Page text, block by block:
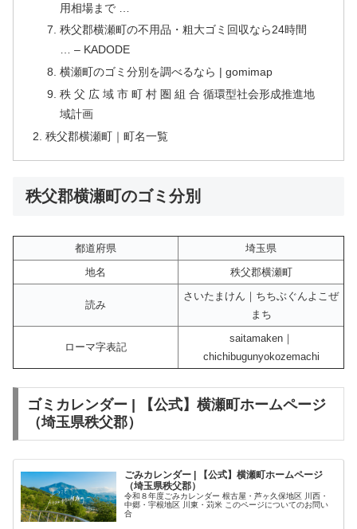
用相場まで …
秩父郡横瀬町の不用品・粗大ゴミ回収なら24時間
… – KADODE
横瀬町のゴミ分別を調べるなら | gomimap
秩 父 広 域 市 町 村 圏 組 合 循環型社会形成推進地
域計画
秩父郡横瀬町｜町名一覧
秩父郡横瀬町のゴミ分別
都道府県
埼玉県
地名
秩父郡横瀬町
読み
さいたまけん｜ちちぶぐんよこぜ
まち
ローマ字表記
saitamaken｜
chichibugunyokozemachi
ゴミカレンダー | 【公式】横瀬町ホームページ
（埼玉県秩父郡）
ごみカレンダー | 【公式】横瀬町ホームページ
（埼玉県秩父郡）
令和８年度ごみカレンダー 根古屋・芦ヶ久保地区 川西・
中郷・宇根地区 川東・苅米 このページについてのお問い
合